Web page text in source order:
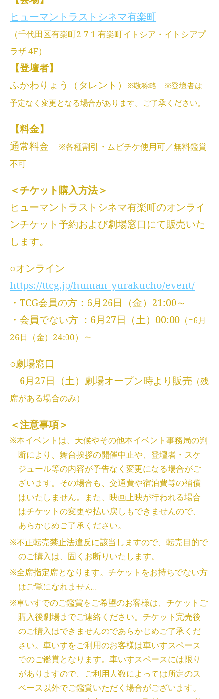
ヒューマントラストシネマ有楽町
（千代田区有楽町2-7-1 有楽町イトシア・イトシアプ
ラザ 4F）
【登壇者】
ふかわりょう（タレント）
※敬称略 ※登壇者は
予定なく変更となる場合があります。ご了承ください。
【料金】
通常料金
※各種割引・ムビチケ使用可／無料鑑賞
不可
＜チケット購入方法＞
ヒューマントラストシネマ有楽町のオンライ
ンチケット予約および劇場窓口にて販売いた
します。
○オンライン
https://ttcg.jp/human_yurakucho/event/
・TCG会員の方：6月26日（金）21:00～
・会員でない方 ：6月27日（土）00:00 （=6月
26日（金）24:00）
～
○劇場窓口
6月27日（土）劇場オープン時より販売 （残
席がある場合のみ）
＜注意事項＞
※本イベントは、天候やその他本イベント事務局の判
断により、舞台挨拶の開催中止や、登壇者・スケ
ジュール等の内容が予告なく変更になる場合がご
ざいます。その場合も、交通費や宿泊費等の補償
はいたしません。また、映画上映が行われる場合
はチケットの変更や払い戻しもできませんので、
あらかじめご了承ください。
※不正転売禁止法違反に該当しますので、転売目的で
のご購入は、固くお断りいたします。
※全席指定席となります。チケットをお持ちでない方
はご覧になれません。
※車いすでのご鑑賞をご希望のお客様は、チケットご
購入後劇場までご連絡ください。チケット完売後
のご購入はできませんのであらかじめご了承くだ
さい。車いすをご利用のお客様は車いすスペース
でのご鑑賞となります。車いすスペースには限り
がありますので、ご利用人数によっては所定のス
ペース以外でご鑑賞いただく場合がございます。